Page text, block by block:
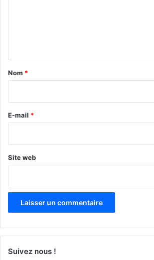
a
e
Nom *
E-mail *
Site web
Suivez nous !